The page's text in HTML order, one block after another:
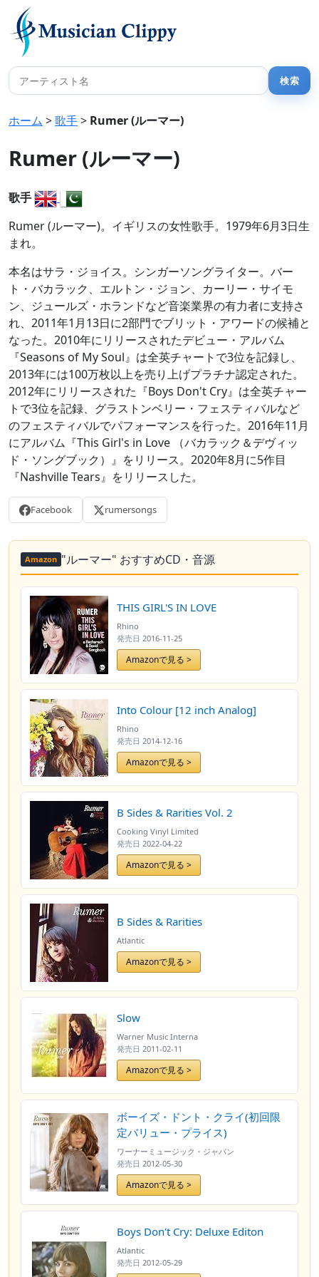
ホーム >歌手> Rumer (ルーマー)
Rumer (ルーマー)
歌手
Rumer (ルーマー)。イギリスの女性歌手。1979年6月3日生
まれ。
本名はサラ・ジョイス。シンガーソングライター。バー
ト・バカラック、エルトン・ジョン、カーリー・サイモ
ン、ジュールズ・ホランドなど音楽業界の有力者に支持さ
れ、2011年1月13日に2部門でブリット・アワードの候補と
なった。2010年にリリースされたデビュー・アルバム
『Seasons of My Soul』は全英チャートで3位を記録し、
2013年には100万枚以上を売り上げプラチナ認定された。
2012年にリリースされた『Boys Don't Cry』は全英チャー
トで3位を記録、グラストンベリー・フェスティバルなど
のフェスティバルでパフォーマンスを行った。2016年11月
にアルバム『This Girl's in Love （バカラック＆デヴィッ
ド・ソングブック）』をリリース。2020年8月に5作目
『Nashville Tears』をリリースした。
Facebook rumersongs
Amazon "ルーマー" おすすめCD・音源
THIS GIRL'S IN LOVE
Rhino
発売日 2016-11-25
Amazonで見る >
Into Colour [12 inch Analog]
Rhino
発売日 2014-12-16
Amazonで見る >
B Sides & Rarities Vol. 2
Cooking Vinyl Limited
発売日 2022-04-22
Amazonで見る >
B Sides & Rarities
Atlantic
Amazonで見る >
Slow
Warner Music Interna
発売日 2011-02-11
Amazonで見る >
ボーイズ・ドント・クライ(初回限
定バリュー・プライス)
ワーナーミュージック・ジャパン
発売日 2012-05-30
Amazonで見る >
Boys Don't Cry: Deluxe Editon
Atlantic
発売日 2012-05-29